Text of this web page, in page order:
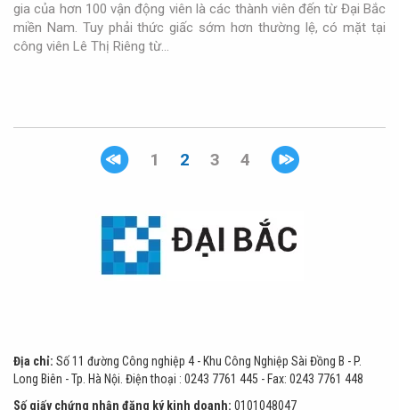
gia của hơn 100 vận động viên là các thành viên đến từ Đại Bắc
miền Nam. Tuy phải thức giấc sớm hơn thường lệ, có mặt tại
công viên Lê Thị Riêng từ…
1 2 3 4
Địa chỉ: Số 11 đường Công nghiệp 4 - Khu Công Nghiệp Sài Đồng B - P.
Long Biên - Tp. Hà Nội. Điện thoại : 0243 7761 445 - Fax: 0243 7761 448
Số giấy chứng nhận đăng ký kinh doanh: 0101048047